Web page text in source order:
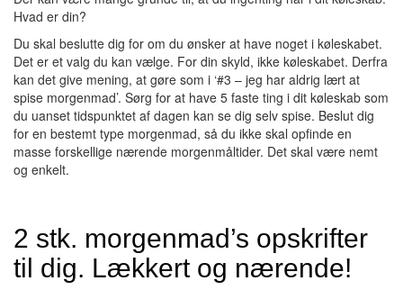
Hvad er din?
Du skal beslutte dig for om du ønsker at have noget i køleskabet.
Det er et valg du kan vælge. For din skyld, ikke køleskabet. Derfra
kan det give mening, at gøre som i ‘#3 – jeg har aldrig lært at
spise morgenmad’. Sørg for at have 5 faste ting i dit køleskab som
du uanset tidspunktet af dagen kan se dig selv spise. Beslut dig
for en bestemt type morgenmad, så du ikke skal opfinde en
masse forskellige nærende morgenmåltider. Det skal være nemt
og enkelt.
2 stk. morgenmad’s opskrifter
til dig. Lækkert og nærende!